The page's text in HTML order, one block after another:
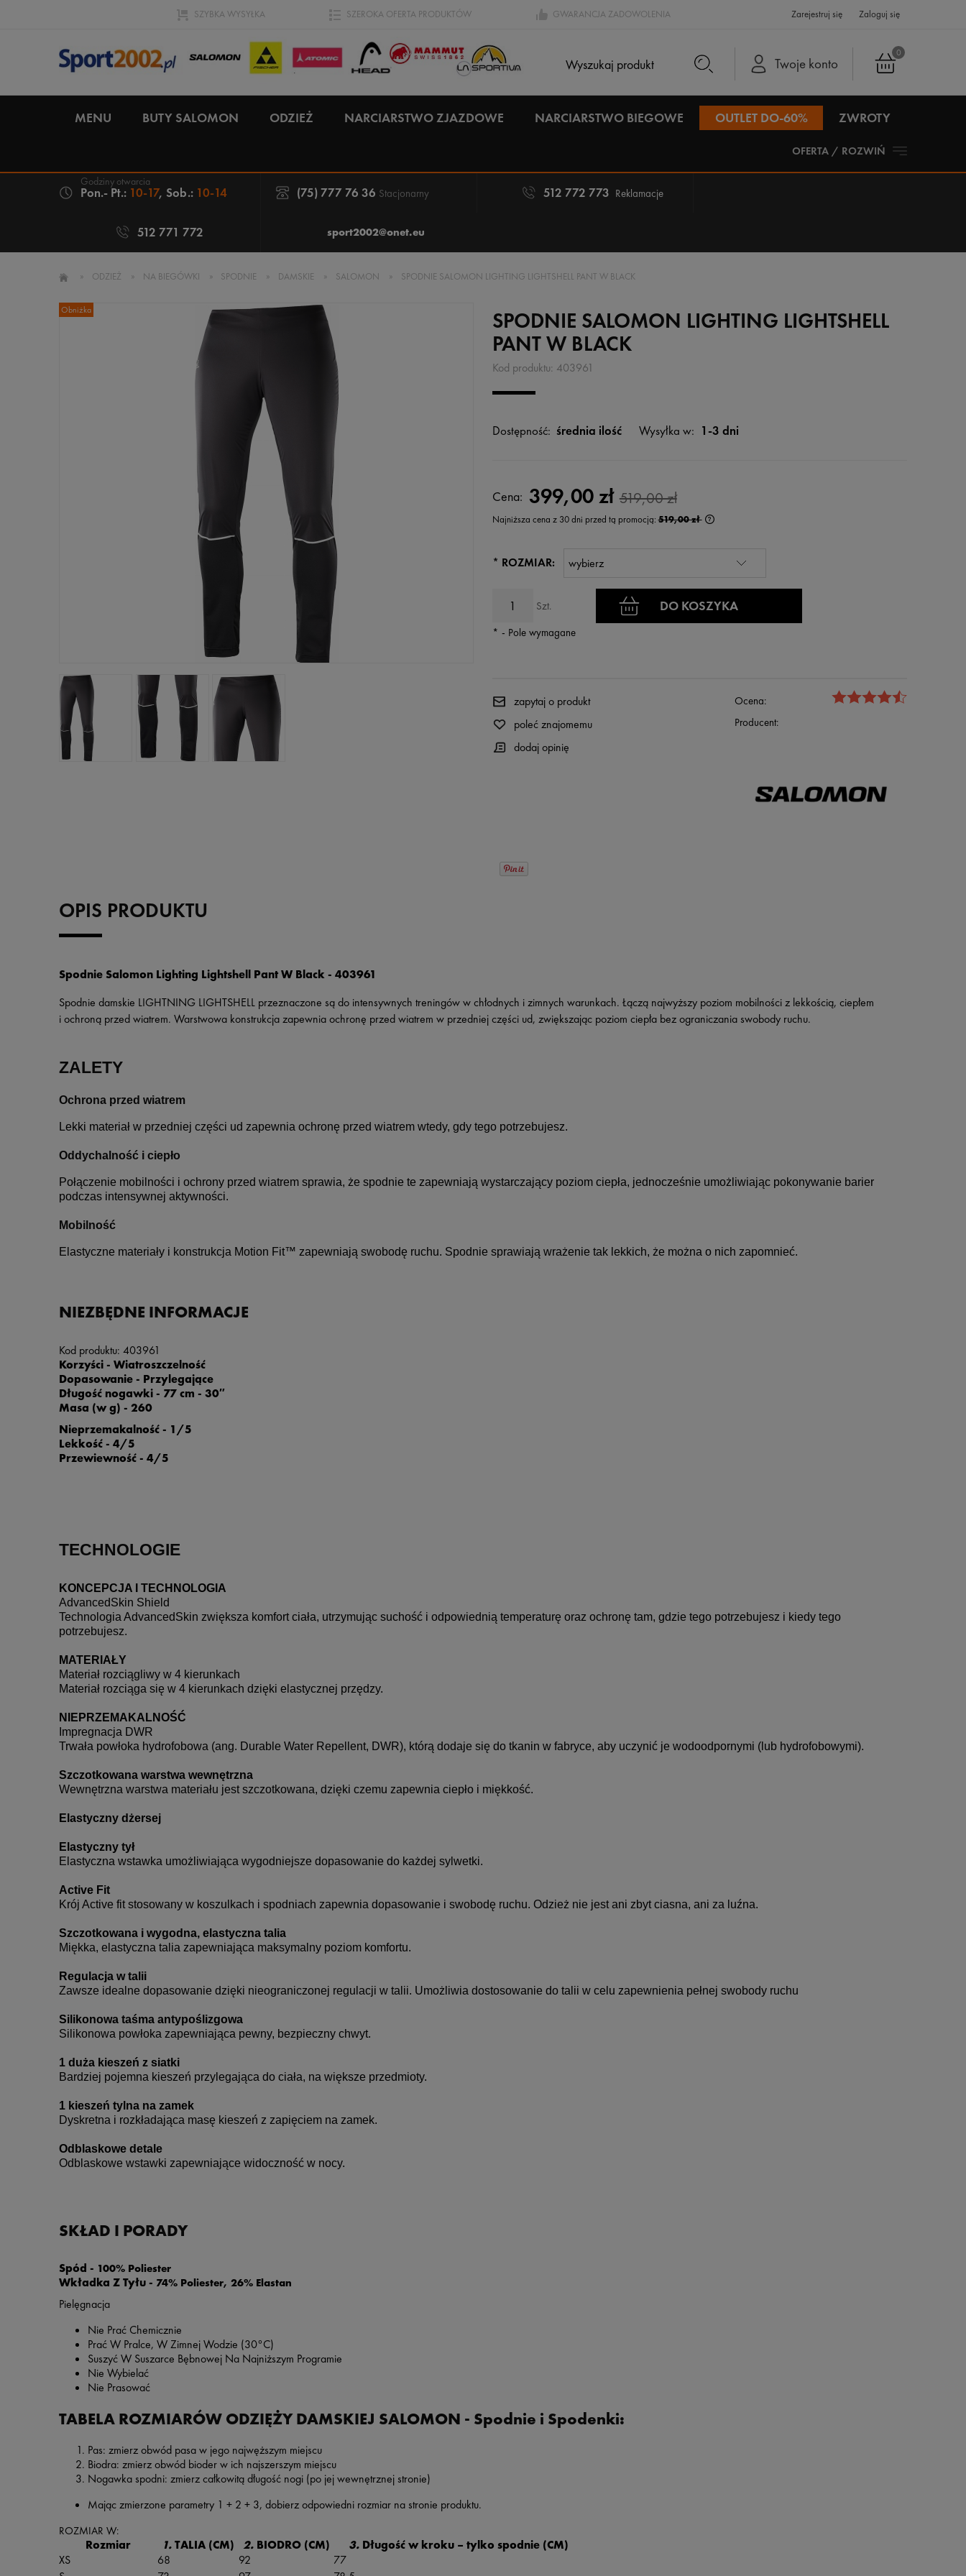
SZYBKA WYSYŁKA SZEROKA OFERTA PRODUKTÓW GWARANCJA ZADOWOLENIA Zarejestruj się Zaloguj się
0
Twoje konto
MENU BUTY SALOMON ODZIEŻ NARCIARSTWO ZJAZDOWE NARCIARSTWO BIEGOWE OUTLET DO-60% ZWROTY
OFERTA / ROZWIŃ
Pon.- Pt.: 10-17, Sob.: 10-14 (75) 777 76 36 Stacjonarny 512 772 773 Reklamacje
512 771 772 sport2002@onet.eu
» ODZIEŻ » NA BIEGÓWKI » SPODNIE » DAMSKIE » SALOMON » SPODNIE SALOMON LIGHTING LIGHTSHELL PANT W BLACK
Obniżka
SPODNIE SALOMON LIGHTING LIGHTSHELL
PANT W BLACK
Kod produktu: 403961
Dostępność: średnia ilość Wysyłka w: 1-3 dni
Cena: 399,00 zł 519,00 zł
Najniższa cena z 30 dni przed tą promocją:519,00 zł
wyświetlana jest najniższa cena od momentu,
* ROZMIAR:
Szt. DO KOSZYKA
* - Pole wymagane
Ocena:
Producent:
zapytaj o produkt
poleć znajomemu
dodaj opinię
OPIS PRODUKTU
Spodnie Salomon Lighting Lightshell Pant W Black - 403961
Spodnie damskie LIGHTNING LIGHTSHELL przeznaczone są do intensywnych treningów w chłodnych i zimnych warunkach. Łączą najwyższy poziom mobilności z lekkością, ciepłem
i ochroną przed wiatrem. Warstwowa konstrukcja zapewnia ochronę przed wiatrem w przedniej części ud, zwiększając poziom ciepła bez ograniczania swobody ruchu.
ZALETY
Ochrona przed wiatrem
Lekki materiał w przedniej części ud zapewnia ochronę przed wiatrem wtedy, gdy tego potrzebujesz.
Oddychalność i ciepło
Połączenie mobilności i ochrony przed wiatrem sprawia, że spodnie te zapewniają wystarczający poziom ciepła, jednocześnie umożliwiając pokonywanie barier
podczas intensywnej aktywności.
Mobilność
Elastyczne materiały i konstrukcja Motion Fit™ zapewniają swobodę ruchu. Spodnie sprawiają wrażenie tak lekkich, że można o nich zapomnieć.
NIEZBĘDNE INFORMACJE
Kod produktu: 403961
Korzyści - Wiatroszczelność
Dopasowanie - Przylegające
Długość nogawki - 77 cm - 30″
Masa (w g) - 260
Nieprzemakalność - 1/5
Lekkość - 4/5
Przewiewność - 4/5
TECHNOLOGIE
KONCEPCJA I TECHNOLOGIA
AdvancedSkin Shield
Technologia AdvancedSkin zwiększa komfort ciała, utrzymując suchość i odpowiednią temperaturę oraz ochronę tam, gdzie tego potrzebujesz i kiedy tego
potrzebujesz.
MATERIAŁY
Materiał rozciągliwy w 4 kierunkach
Materiał rozciąga się w 4 kierunkach dzięki elastycznej przędzy.
NIEPRZEMAKALNOŚĆ
Impregnacja DWR
Trwała powłoka hydrofobowa (ang. Durable Water Repellent, DWR), którą dodaje się do tkanin w fabryce, aby uczynić je wodoodpornymi (lub hydrofobowymi).
Szczotkowana warstwa wewnętrzna
Wewnętrzna warstwa materiału jest szczotkowana, dzięki czemu zapewnia ciepło i miękkość.
Elastyczny dżersej
Elastyczny tył
Elastyczna wstawka umożliwiająca wygodniejsze dopasowanie do każdej sylwetki.
Active Fit
Krój Active fit stosowany w koszulkach i spodniach zapewnia dopasowanie i swobodę ruchu. Odzież nie jest ani zbyt ciasna, ani za luźna.
Szczotkowana i wygodna, elastyczna talia
Miękka, elastyczna talia zapewniająca maksymalny poziom komfortu.
Regulacja w talii
Zawsze idealne dopasowanie dzięki nieograniczonej regulacji w talii. Umożliwia dostosowanie do talii w celu zapewnienia pełnej swobody ruchu
Silikonowa taśma antypoślizgowa
Silikonowa powłoka zapewniająca pewny, bezpieczny chwyt.
1 duża kieszeń z siatki
Bardziej pojemna kieszeń przylegająca do ciała, na większe przedmioty.
1 kieszeń tylna na zamek
Dyskretna i rozkładająca masę kieszeń z zapięciem na zamek.
Odblaskowe detale
Odblaskowe wstawki zapewniające widoczność w nocy.
SKŁAD I PORADY
Spód - 100% Poliester
Wkładka Z Tyłu - 74% Poliester, 26% Elastan
Pielęgnacja
Nie Prać Chemicznie
Prać W Pralce, W Zimnej Wodzie (30°C)
Suszyć W Suszarce Bębnowej Na Najniższym Programie
Nie Wybielać
Nie Prasować
TABELA ROZMIARÓW ODZIĘŻY DAMSKIEJ SALOMON - Spodnie i Spodenki:
Pas: zmierz obwód pasa w jego najwęższym miejscu
Biodra: zmierz obwód bioder w ich najszerszym miejscu
Nogawka spodni: zmierz całkowitą długość nogi (po jej wewnętrznej stronie)
Mając zmierzone parametry 1 + 2 + 3, dobierz odpowiedni rozmiar na stronie produktu.
ROZMIAR W:
Rozmiar 1.TALIA (CM) 2. BIODRO (CM) 3. Długość w kroku – tylko spodnie (CM)
XS
68 92
77